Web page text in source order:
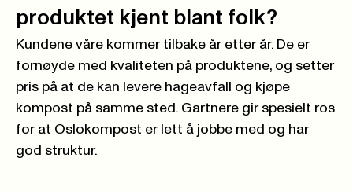
produktet kjent blant folk?
Kundene våre kommer tilbake år etter år. De er
fornøyde med kvaliteten på produktene, og setter
pris på at de kan levere hageavfall og kjøpe
kompost på samme sted. Gartnere gir spesielt ros
for at Oslokompost er lett å jobbe med og har
god struktur.